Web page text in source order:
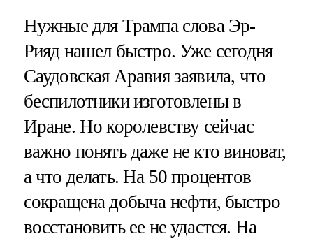
Нужные для Трампа слова Эр-
Рияд нашел быстро. Уже сегодня
Саудовская Аравия заявила, что
беспилотники изготовлены в
Иране. Но королевству сейчас
важно понять даже не кто виноват,
а что делать. На 50 процентов
сокращена добыча нефти, быстро
восстановить ее не удастся. На